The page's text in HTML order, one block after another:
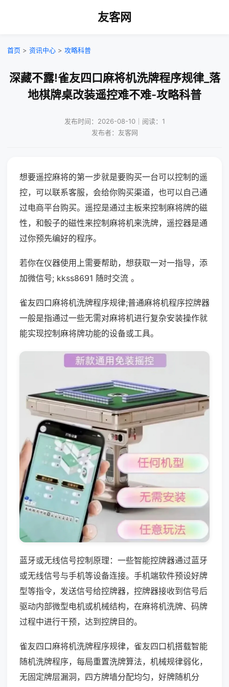
友客网
首页 > 资讯中心 > 攻略科普
深藏不露!雀友四口麻将机洗牌程序规律_落
地棋牌桌改装遥控难不难-攻略科普
发布时间：2026-08-10｜阅读：1
发布者：友客网
想要遥控麻将的第一步就是要购买一台可以控制的遥
控，可以联系客服，会给你购买渠道，也可以自己通
过电商平台购买。遥控是通过主板来控制麻将牌的磁
性，和骰子的磁性来控制麻将机来洗牌，遥控器是通
过你预先编好的程序。
若你在仪器使用上需要帮助，想获取一对一指导，添
加微信号; kkss8691 随时交流 。
雀友四口麻将机洗牌程序规律;普通麻将机程序控牌器
一般是指通过一些无需对麻将机进行复杂安装操作就
能实现控制麻将牌功能的设备或工具。
蓝牙或无线信号控制原理：一些智能控牌器通过蓝牙
或无线信号与手机等设备连接。手机端软件预设好牌
型等指令，发送信号给控牌器，控牌器接收到信号后
驱动内部微型电机或机械结构，在麻将机洗牌、码牌
过程中进行干预，达到控牌目的。
雀友四口麻将机洗牌程序规律，雀友四口机搭载智能
随机洗牌程序，每局重置洗牌算法，机械规律弱化，
无固定牌层漏洞，四方牌墙分配均匀，好牌随机分